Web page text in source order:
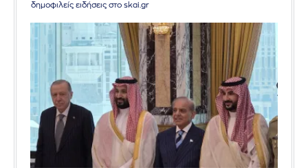
δημοφιλείς ειδήσεις στο skai.gr